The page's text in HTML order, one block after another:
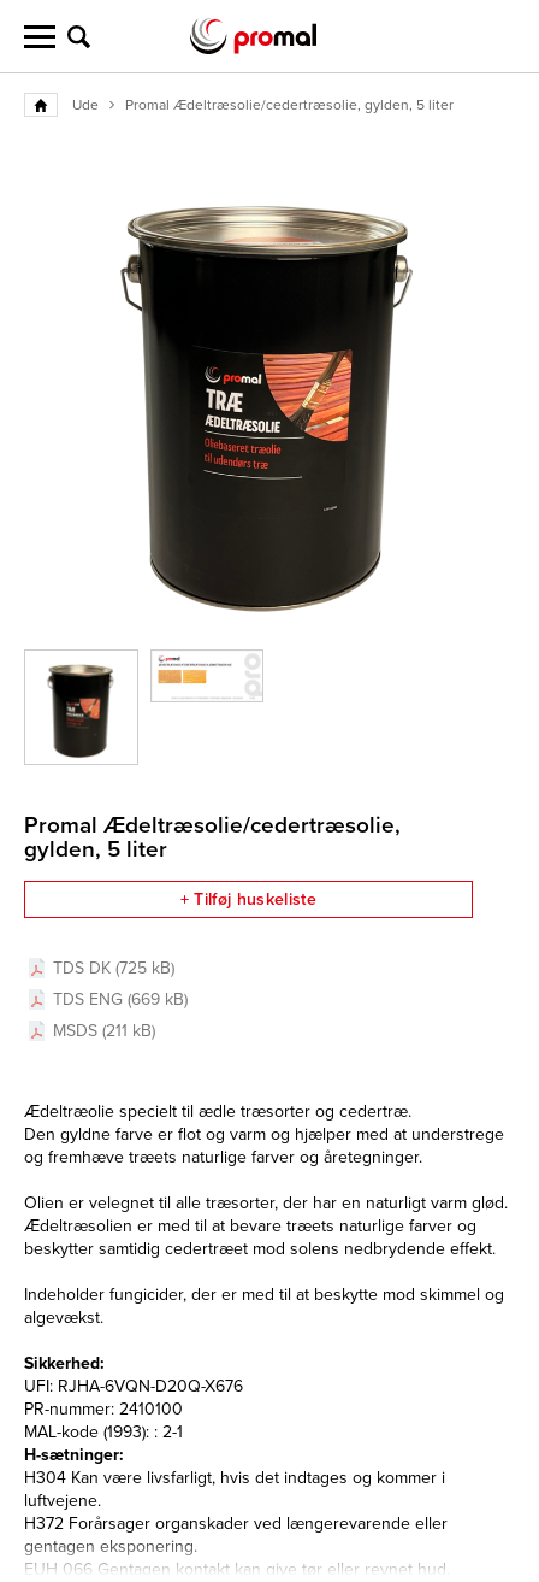
Ude Promal Ædeltræsolie/cedertræsolie, gylden, 5 liter
Promal Ædeltræsolie/cedertræsolie,
gylden, 5 liter
+ Tilføj huskeliste
TDS DK (725 kB)
TDS ENG (669 kB)
MSDS (211 kB)
Ædeltræolie specielt til ædle træsorter og cedertræ.
Den gyldne farve er flot og varm og hjælper med at understrege
og fremhæve træets naturlige farver og åretegninger.
Olien er velegnet til alle træsorter, der har en naturligt varm glød.
Ædeltræsolien er med til at bevare træets naturlige farver og
beskytter samtidig cedertræet mod solens nedbrydende effekt.
Indeholder fungicider, der er med til at beskytte mod skimmel og
algevækst.
Sikkerhed:
UFI: RJHA-6VQN-D20Q-X676
PR-nummer: 2410100
MAL-kode (1993): : 2-1
H-sætninger:
H304 Kan være livsfarligt, hvis det indtages og kommer i
luftvejene.
H372 Forårsager organskader ved længerevarende eller
gentagen eksponering.
EUH 066 Gentagen kontakt kan give tør eller revnet hud.